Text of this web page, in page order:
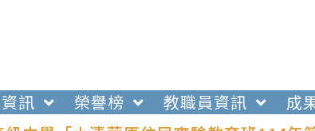
訊 榮譽榜 教職員資訊 成